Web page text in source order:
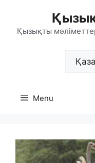
contentҚызықты
Choose
Menu